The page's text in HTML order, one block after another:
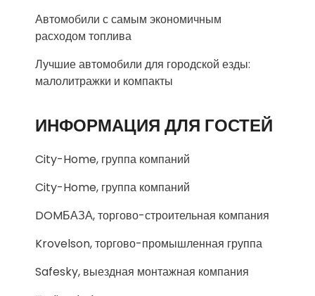
Автомобили с самым экономичным
расходом топлива
Лучшие автомобили для городской езды:
малолитражки и компакты
ИНФОРМАЦИЯ ДЛЯ ГОСТЕЙ
City-Home, группа компаний
City-Home, группа компаний
DOMБАЗА, торгово-строительная компания
Krovelson, торгово-промышленная группа
Safesky, выездная монтажная компания